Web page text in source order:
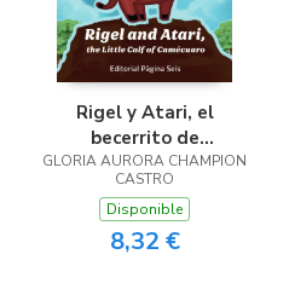
Rigel y Atari, el
becerrito de
Camécuaro
GLORIA AURORA CHAMPION
CASTRO
Disponible
8,32 €